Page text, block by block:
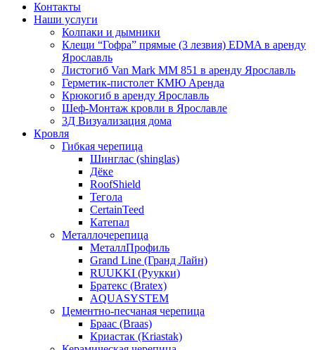
Контакты
Наши услуги
Колпаки и дымники
Клещи “Гофра” прямые (3 лезвия) EDMA в аренду
Ярославль
Листогиб Van Mark MM 851 в аренду Ярославль
Герметик-пистолет КМЮ Аренда
Крюкогиб в аренду Ярославль
Шеф-Монтаж кровли в Ярославле
3Д Визуализация дома
Кровля
Гибкая черепица
Шинглас (shinglas)
Дёке
RoofShield
Тегола
CertainTeed
Катепал
Металлочерепица
МеталлПрофиль
Grand Line (Гранд Лайн)
RUUKKI (Руукки)
Братекс (Bratex)
AQUASYSTEM
Цементно-песчаная черепица
Браас (Braas)
Криастак (Kriastak)